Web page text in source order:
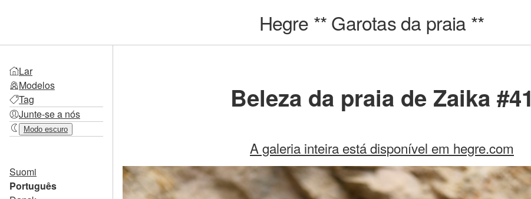
Hegre ** Garotas da praia **
Lar
Modelos
Tag
Junte-se a nós
Modo escuro
Suomi
Português
Beleza da praia de Zaika #41
A galeria inteira está disponível em hegre.com